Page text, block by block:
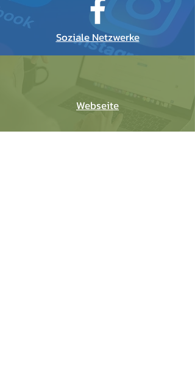
Soziale Netzwerke
Webseite